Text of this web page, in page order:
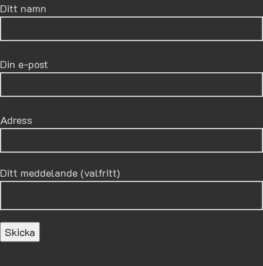
Ditt namn
Din e-post
Adress
Ditt meddelande (valfritt)